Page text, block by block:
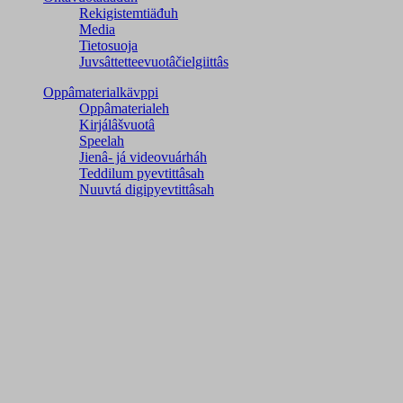
Rekigistemtiäđuh
Media
Tietosuoja
Juvsâttetteevuotâčielgiittâs
Oppâmaterialkävppi
Oppâmaterialeh
Kirjálâšvuotâ
Speelah
Jienâ- já videovuárháh
Teddilum pyevtittâsah
Nuuvtá digipyevtittâsah